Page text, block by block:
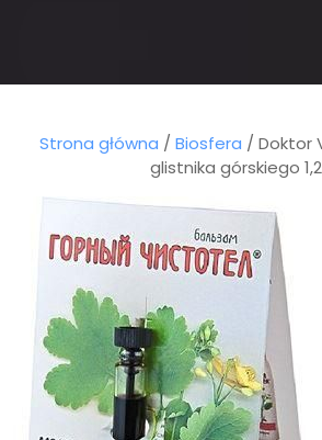
Strona główna / Biosfera / Doktor
glistnika górskiego